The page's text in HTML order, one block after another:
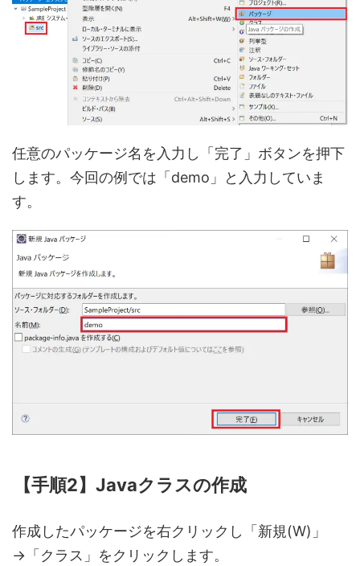
任意のパッケージ名を入力し「完了」ボタンを押下
します。今回の例では「demo」と入力していま
す。
【手順2】Javaクラスの作成
作成したパッケージを右クリックし「新規(W)」
→「クラス」をクリックします。